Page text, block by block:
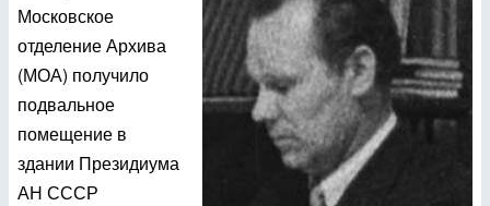
Московское
отделение Архива
(МОА) получило
подвальное
помещение в
здании Президиума
АН СССР